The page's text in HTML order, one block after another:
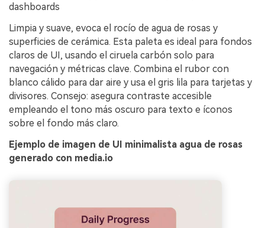
dashboards
Limpia y suave, evoca el rocío de agua de rosas y
superficies de cerámica. Esta paleta es ideal para fondos
claros de UI, usando el ciruela carbón solo para
navegación y métricas clave. Combina el rubor con
blanco cálido para dar aire y usa el gris lila para tarjetas y
divisores. Consejo: asegura contraste accesible
empleando el tono más oscuro para texto e íconos
sobre el fondo más claro.
Ejemplo de imagen de UI minimalista agua de rosas
generado con media.io